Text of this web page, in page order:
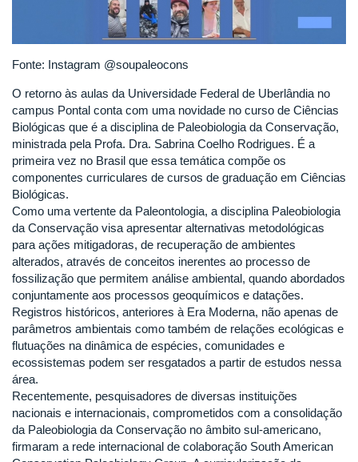
Fonte: Instagram @soupaleocons
O retorno às aulas da Universidade Federal de Uberlândia no
campus Pontal conta com uma novidade no curso de Ciências
Biológicas que é a disciplina de Paleobiologia da Conservação,
ministrada pela Profa. Dra. Sabrina Coelho Rodrigues. É a
primeira vez no Brasil que essa temática compõe os
componentes curriculares de cursos de graduação em Ciências
Biológicas.
Como uma vertente da Paleontologia, a disciplina Paleobiologia
da Conservação visa apresentar alternativas metodológicas
para ações mitigadoras, de recuperação de ambientes
alterados, através de conceitos inerentes ao processo de
fossilização que permitem análise ambiental, quando abordados
conjuntamente aos processos geoquímicos e datações.
Registros históricos, anteriores à Era Moderna, não apenas de
parâmetros ambientais como também de relações ecológicas e
flutuações na dinâmica de espécies, comunidades e
ecossistemas podem ser resgatados a partir de estudos nessa
área.
Recentemente, pesquisadores de diversas instituições
nacionais e internacionais, comprometidos com a consolidação
da Paleobiologia da Conservação no âmbito sul-americano,
firmaram a rede internacional de colaboração South American